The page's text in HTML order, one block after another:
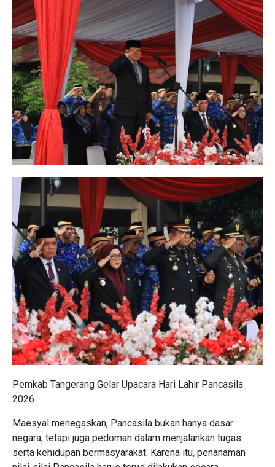
Pemkab Tangerang Gelar Upacara Hari Lahir Pancasila
2026
Maesyal menegaskan, Pancasila bukan hanya dasar
negara, tetapi juga pedoman dalam menjalankan tugas
serta kehidupan bermasyarakat. Karena itu, penanaman